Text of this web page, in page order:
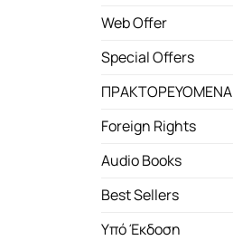
Web Offer
Special Offers
ΠΡΑΚΤΟΡΕΥΟΜΕΝΑ
Foreign Rights
Audio Books
Best Sellers
Υπό Έκδοση